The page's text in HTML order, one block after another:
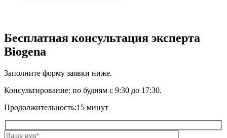
Бесплатная консультация эксперта
Biogena
Заполните форму заявки ниже.
Консультирование: по будням с 9:30 до 17:30.
Продолжительность:15 минут